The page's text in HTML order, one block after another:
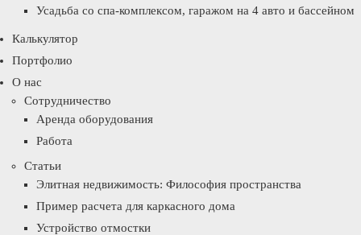
Усадьба со спа-комплексом, гаражом на 4 авто и бассейном
Калькулятор
Портфолио
О нас
Сотрудничество
Аренда оборудования
Работа
Статьи
Элитная недвижимость: Философия пространства
Пример расчета для каркасного дома
Устройство отмостки